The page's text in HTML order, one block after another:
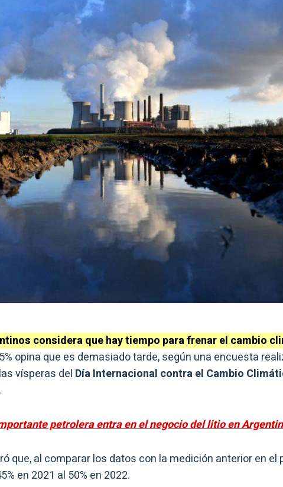
considera que hay tiempo para frenar el cambio
opina que es demasiado tarde, según una encuesta
vísperas del Día Internacional contra el Cambio
petrolera entra en el negocio del litio en
que, al comparar los datos con la medición anterior en el
en 2021 al 50% en 2022.